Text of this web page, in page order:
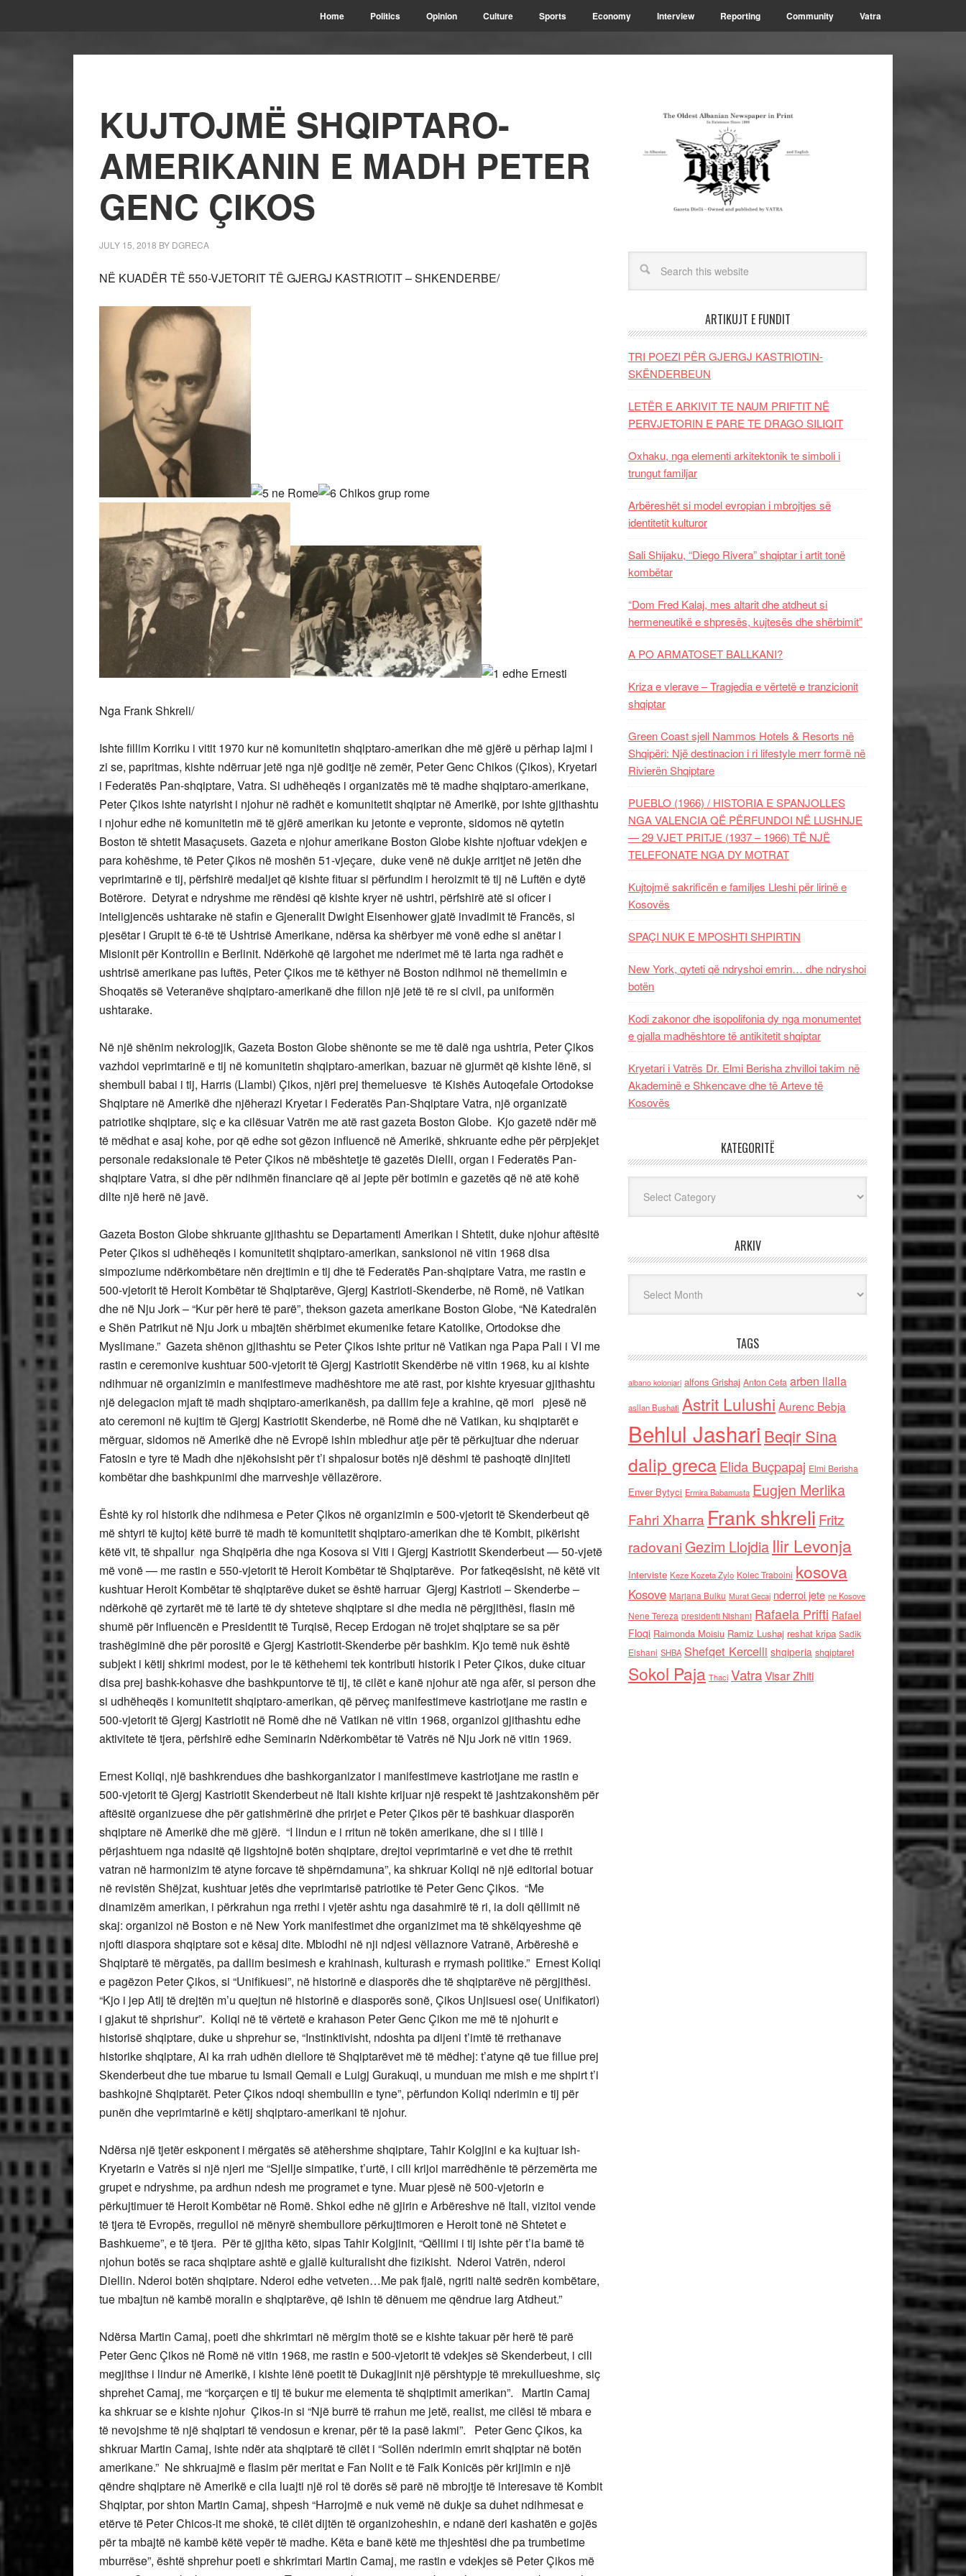
Home Politics Opinion Culture Sports Economy Interview Reporting Community Vatra
KUJTOJMË SHQIPTARO-
AMERIKANIN E MADH PETER
GENC ÇIKOS
JULY 15, 2018 BY DGRECA
NË KUADËR TË 550-VJETORIT TË GJERGJ KASTRIOTIT – SHKENDERBE/
Nga Frank Shkreli/
Ishte fillim Korriku i vitit 1970 kur në komunitetin shqiptaro-amerikan dhe më gjërë u përhap lajmi i
zi se, papritmas, kishte ndërruar jetë nga një goditje në zemër, Peter Genc Chikos (Çikos), Kryetari
i Federatës Pan-shqiptare, Vatra. Si udhëheqës i organizatës më të madhe shqiptaro-amerikane,
Peter Çikos ishte natyrisht i njohur në radhët e komunitetit shqiptar në Amerikë, por ishte gjithashtu
i njohur edhe në komunitetin më të gjërë amerikan ku jetonte e vepronte, sidomos në qytetin
Boston të shtetit Masaçusets. Gazeta e njohur amerikane Boston Globe kishte njoftuar vdekjen e
para kohëshme, të Peter Çikos në moshën 51-vjeçare, duke venë në dukje arritjet në jetën dhe
veprimtarinë e tij, përfshirë medaljet që kishte fituar si përfundim i heroizmit të tij në Luftën e dytë
Botërore. Detyrat e ndryshme me rëndësi që kishte kryer në ushtri, përfshirë atë si oficer i
inteligjencës ushtarake në stafin e Gjeneralit Dwight Eisenhower gjatë invadimit të Francës, si
pjesëtar i Grupit të 6-të të Ushtrisë Amerikane, ndërsa ka shërbyer më vonë edhe si anëtar i
Misionit për Kontrollin e Berlinit. Ndërkohë që largohet me nderimet më të larta nga radhët e
ushtrisë amerikane pas luftës, Peter Çikos me të këthyer në Boston ndihmoi në themelimin e
Shoqatës së Veteranëve shqiptaro-amerikanë dhe fillon një jetë të re si civil, pa uniformën
ushtarake.
Në një shënim nekrologjik, Gazeta Boston Globe shënonte se me të dalë nga ushtria, Peter Çikos
vazhdoi veprimtarinë e tij në komunitetin shqiptaro-amerikan, bazuar në gjurmët që kishte lënë, si
shembull babai i tij, Harris (Llambi) Çikos, njëri prej themeluesve të Kishës Autoqefale Ortodokse
Shqiptare në Amerikë dhe njëherazi Kryetar i Federatës Pan-Shqiptare Vatra, një organizatë
patriotike shqiptare, siç e ka cilësuar Vatrën me atë rast gazeta Boston Globe. Kjo gazetë ndër më
të mëdhat e asaj kohe, por që edhe sot gëzon influencë në Amerikë, shkruante edhe për përpjekjet
personale redaksionale të Peter Çikos në mbështetje të gazetës Dielli, organ i Federatës Pan-
shqiptare Vatra, si dhe për ndihmën financiare që ai jepte për botimin e gazetës që në atë kohë
dilte një herë në javë.
Gazeta Boston Globe shkruante gjithashtu se Departamenti Amerikan i Shtetit, duke njohur aftësitë
Peter Çikos si udhëheqës i komunitetit shqiptaro-amerikan, sanksionoi në vitin 1968 disa
simpoziume ndërkombëtare nën drejtimin e tij dhe të Federatës Pan-shqiptare Vatra, me rastin e
500-vjetorit të Heroit Kombëtar të Shqiptarëve, Gjergj Kastrioti-Skenderbe, në Romë, në Vatikan
dhe në Nju Jork – “Kur për herë të parë”, thekson gazeta amerikane Boston Globe, “Në Katedralën
e Shën Patrikut në Nju Jork u mbajtën shërbimet ekumenike fetare Katolike, Ortodokse dhe
Myslimane.” Gazeta shënon gjithashtu se Peter Çikos ishte pritur në Vatikan nga Papa Pali i VI me
rastin e ceremonive kushtuar 500-vjetorit të Gjergj Kastriotit Skendërbe në vitin 1968, ku ai kishte
ndihmuar në organizimin e manifestimeve madhështore me atë rast, por kishte kryesuar gjithashtu
një delegacion mjaft të madh shqiptaro-amerikanësh, pa dallim feje a krahine, që mori pjesë në
ato ceremoni në kujtim të Gjergj Kastriotit Skenderbe, në Romë dhe në Vatikan, ku shqiptarët e
mërguar, sidomos në Amerikë dhe në Evropë ishin mbledhur atje për të përkujtuar dhe nderuar
Fatosin e tyre të Madh dhe njëkohsisht për t’i shpalosur botës një dëshmi të pashoqtë dinjiteti
kombëtar dhe bashkpunimi dhe marrveshje vëllazërore.
Është ky rol historik dhe ndihmesa e Peter Çikos në organizimin e 500-vjetorit të Skenderbeut që
më shtyri të kujtoj këtë burrë të madh të komunitetit shqiptaro-amerikan dhe të Kombit, pikërisht
këtë vit, të shpallur nga Shqipëria dhe nga Kosova si Viti i Gjergj Kastriotit Skenderbeut — 50-vjetë
më vonë — me rastin e 550-vjetorit të Heroit Kombëtar të Shqiptarëve. Por fatkeqësisht, në këtë vit
kushtuar Heroit Kombëtar të shqiptarëve duket se është harruar Gjergj Kastrioti – Skenderbe –
ndërkohë që zyrtarët më të lartë të dy shteteve shqiptare si dhe media në përgjithësi, flasin më
shumë për influencën e Presidentit të Turqisë, Recep Erdogan në trojet shqiptare se sa për
trashëgiminë dhe për porositë e Gjergj Kastriotit-Skenderbe për bashkim. Kjo temë nuk është
subjekt i këtij shkrimi modest, por le të këthehemi tek kontributi historik i Peter Çikos, duke cituar
disa prej bashk-kohasve dhe bashkpuntorve të tij, të cilët e kanë njohur atë nga afër, si person dhe
si udhëheqës i komunitetit shqiptaro-amerikan, që përveç manifestimeve kastriotjane me rastin e
500-vjetorit të Gjergj Kastriotit në Romë dhe në Vatikan në vitin 1968, organizoi gjithashtu edhe
aktivitete të tjera, përfshirë edhe Seminarin Ndërkombëtar të Vatrës në Nju Jork në vitin 1969.
Ernest Koliqi, një bashkrendues dhe bashkorganizator i manifestimeve kastriotjane me rastin e
500-vjetorit të Gjergj Kastriotit Skenderbeut në Itali kishte krijuar një respekt të jashtzakonshëm për
aftësitë organizuese dhe për gatishmërinë dhe prirjet e Peter Çikos për të bashkuar diasporën
shqiptare në Amerikë dhe më gjërë. “I lindun e i rritun në tokën amerikane, dhe si i tillë i
përjashtuem nga ndasitë që ligshtojnë botën shqiptare, drejtoi veprimtarinë e vet dhe të rrethit
vatran në harmonizim të atyne forcave të shpërndamuna”, ka shkruar Koliqi në një editorial botuar
në revistën Shëjzat, kushtuar jetës dhe veprimtarisë patriotike të Peter Genc Çikos. “Me
dinamizëm amerikan, i përkrahun nga rrethi i vjetër ashtu nga dasahmirë të ri, ia doli qëllimit në
skaj: organizoi në Boston e në New York manifestimet dhe organizimet ma të shkëlqyeshme që
njofti diaspora shqiptare sot e kësaj dite. Mblodhi në nji ndjesi vëllaznore Vatranë, Arbëreshë e
Shqiptarë të mërgatës, pa dallim besimesh e krahinash, kulturash e rrymash politike.” Ernest Koliqi
e pagëzon Peter Çikos, si “Unifikuesi”, në historinë e diasporës dhe të shqiptarëve në përgjithësi.
“Kjo i jep Atij të drejtën m’u quejtun në historinë e diasporës sonë, Çikos Unjisuesi ose( Unifikatori)
i gjakut të shprishur”. Koliqi në të vërtetë e krahason Peter Genc Çikon me më të njohurit e
historisë shqiptare, duke u shprehur se, “Instinktivisht, ndoshta pa dijeni t’imtë të rrethanave
historike shqiptare, Ai ka rrah udhën diellore të Shqiptarëvet më të mëdhej: t’atyne që tue fillue prej
Skenderbeut dhe tue mbarue tu Ismail Qemali e Luigj Gurakuqi, u munduan me mish e me shpirt t’i
bashkojnë Shqiptarët. Peter Çikos ndoqi shembullin e tyne”, përfundon Koliqi nderimin e tij për
punën dhe veprimtarinë e këtij shqiptaro-amerikani të njohur.
Ndërsa një tjetër eskponent i mërgatës së atëhershme shqiptare, Tahir Kolgjini e ka kujtuar ish-
Kryetarin e Vatrës si një njeri me “Sjellje simpatike, t’urtë, i cili krijoi marrëdhënie të përzemërta me
grupet e ndryshme, pa ardhun ndesh me programet e tyne. Muar pjesë në 500-vjetorin e
përkujtimuer të Heroit Kombëtar në Romë. Shkoi edhe në gjirin e Arbëreshve në Itali, vizitoi vende
të tjera të Evropës, rregulloi në mënyrë shembullore përkujtimoren e Heroit tonë në Shtetet e
Bashkueme”, e të tjera. Për të gjitha këto, sipas Tahir Kolgjinit, “Qëllimi i tij ishte për t’ia bamë të
njohun botës se raca shqiptare ashtë e gjallë kulturalisht dhe fizikisht. Nderoi Vatrën, nderoi
Diellin. Nderoi botën shqiptare. Nderoi edhe vetveten…Me pak fjalë, ngriti naltë sedrën kombëtare,
tue mbajtun në kambë moralin e shqiptarëve, që ishin të dënuem me qëndrue larg Atdheut.”
Ndërsa Martin Camaj, poeti dhe shkrimtari në mërgim thotë se e kishte takuar për herë të parë
Peter Genc Çikos në Romë në vitin 1968, me rastin e 500-vjetorit të vdekjes së Skenderbeut, i cili
megjithse i lindur në Amerikë, i kishte lënë poetit të Dukagjinit një përshtypje të mrekullueshme, siç
shprehet Camaj, me “korçarçen e tij të bukur me elementa të shqiptimit amerikan”. Martin Camaj
ka shkruar se e kishte njohur Çikos-in si “Një burrë të rrahun me jetë, realist, me cilësi të mbara e
të nevojshme të një shqiptari të vendosun e krenar, për të ia pasë lakmi”. Peter Genc Çikos, ka
shkruar Martin Camaj, ishte ndër ata shqiptarë të cilët i “Sollën nderimin emrit shqiptar në botën
amerikane.” Ne shkruajmë e flasim për meritat e Fan Nolit e të Faik Konicës për krijimin e një
qëndre shqiptare në Amerikë e cila luajti një rol të dorës së parë në mbrojtje të interesave të Kombit
Shqiptar, por shton Martin Camaj, shpesh “Harrojmë e nuk vemë në dukje sa duhet ndihmesat e
etërve të Peter Chicos-it me shokë, të cilët dijtën të organizoheshin, e ndanë deri kashatën e gojës
për ta mbajtë në kambë këtë vepër të madhe. Këta e banë këtë me thjeshtësi dhe pa trumbetime
mburrëse”, është shprehur poeti e shkrimtari Martin Camaj, me rastin e vdekjes së Peter Çikos më
ARTIKUJT E FUNDIT
TRI POEZI PËR GJERGJ KASTRIOTIN-
SKËNDERBEUN
LETËR E ARKIVIT TE NAUM PRIFTIT NË
PERVJETORIN E PARE TE DRAGO SILIQIT
Oxhaku, nga elementi arkitektonik te simboli i
trungut familjar
Arbëreshët si model evropian i mbrojtjes së
identitetit kulturor
Sali Shijaku, “Diego Rivera” shqiptar i artit tonë
kombëtar
“Dom Fred Kalaj, mes altarit dhe atdheut si
hermeneutikë e shpresës, kujtesës dhe shërbimit”
A PO ARMATOSET BALLKANI?
Kriza e vlerave – Tragjedia e vërtetë e tranzicionit
shqiptar
Green Coast sjell Nammos Hotels & Resorts në
Shqipëri: Një destinacion i ri lifestyle merr formë në
Rivierën Shqiptare
PUEBLO (1966) / HISTORIA E SPANJOLLES
NGA VALENCIA QË PËRFUNDOI NË LUSHNJE
— 29 VJET PRITJE (1937 – 1966) TË NJË
TELEFONATE NGA DY MOTRAT
Kujtojmë sakrificën e familjes Lleshi për lirinë e
Kosovës
SPAÇI NUK E MPOSHTI SHPIRTIN
New York, qyteti që ndryshoi emrin… dhe ndryshoi
botën
Kodi zakonor dhe isopolifonia dy nga monumentet
e gjalla madhështore të antikitetit shqiptar
Kryetari i Vatrës Dr. Elmi Berisha zhvilloi takim në
Akademinë e Shkencave dhe të Arteve të
Kosovës
KATEGORITË
ARKIV
TAGS
albano kolonjari alfons Grishaj Anton Cefa arben llalla
asllan Bushati Astrit Lulushi Aurenc Bebja
Behlul Jashari Beqir Sina
dalip grecaElida Buçpapaj Elmi Berisha
Enver Bytyci Ermira Babamusta Eugjen Merlika
Fahri Xharra Frank shkreli Fritz
radovaniGezim Llojdia Ilir Levonja
Interviste Keze Kozeta Zylo Kolec Traboini kosova
Kosove Marjana Bulku Murat Gecaj nderroi jete ne Kosove
Nene Tereza presidenti Nishani Rafaela Prifti Rafael
Floqi Raimonda Moisiu Ramiz Lushaj reshat kripa Sadik
Elshani SHBA Shefqet Kercelli shqiperia shqiptaret
Sokol Paja Thaci VatraVisar Zhiti